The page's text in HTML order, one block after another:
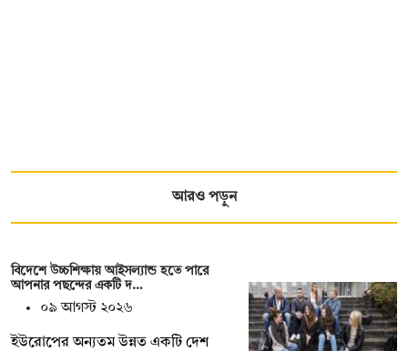
আরও পড়ুন
বিদেশে উচ্চশিক্ষায় আইসল্যান্ড হতে পারে
আপনার পছন্দের একটি দ…
০৯ আগস্ট ২০২৬
ইউরোপের অন্যতম উন্নত একটি দেশ